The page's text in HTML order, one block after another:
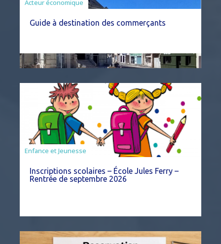
Acteur économique
Guide à destination des commerçants
Enfance et Jeunesse
Inscriptions scolaires – École Jules Ferry –
Rentrée de septembre 2026